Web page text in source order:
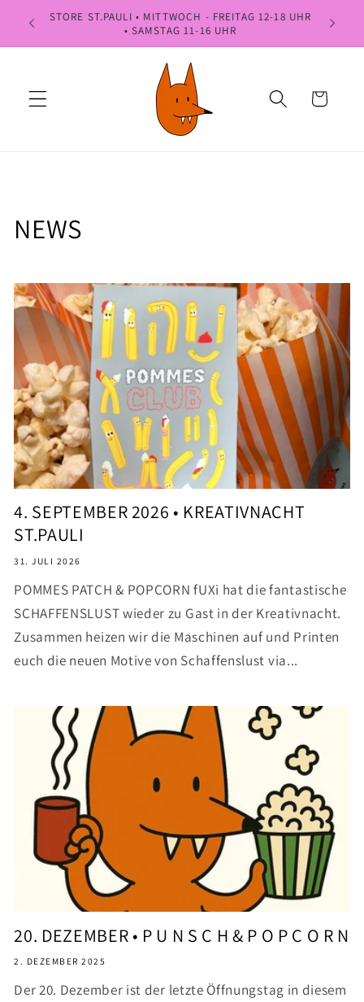
zumSTORE ST.PAULI • MITTWOCH - FREITAG 12-18 UHR
• SAMSTAG 11-16 UHR
Warenkorb
NEWS
4. SEPTEMBER 2026 • KREATIVNACHT
ST.PAULI
31. JULI 2026
POMMES PATCH & POPCORN fUXi hat die fantastische
SCHAFFENSLUST wieder zu Gast in der Kreativnacht.
Zusammen heizen wir die Maschinen auf und Printen
euch die neuen Motive von Schaffenslust via...
20. DEZEMBER • P U N S C H & P O P C O R N
2. DEZEMBER 2025
Der 20. Dezember ist der letzte Öffnungstag in diesem